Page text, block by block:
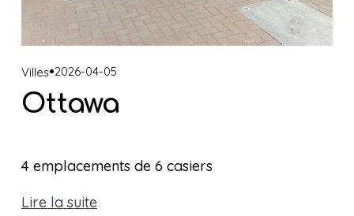
Villes 2026-04-05
Ottawa
4 emplacements de 6 casiers
Lire la suite